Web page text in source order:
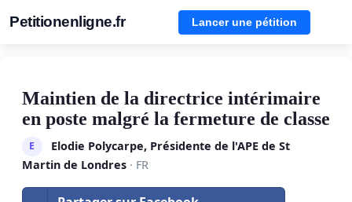
Petitionenligne.fr Lancer une pétition
Maintien de la directrice intérimaire
en poste malgré la fermeture de classe
E
Elodie Polycarpe, Présidente de l'APE de St
Martin de Londres · FR